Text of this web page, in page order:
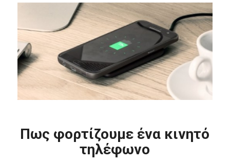
Πως φορτίζουμε ένα κινητό
τηλέφωνο